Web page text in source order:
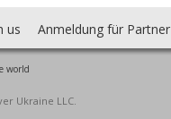
us Anmeldung für Partner
world
Ukraine LLC.